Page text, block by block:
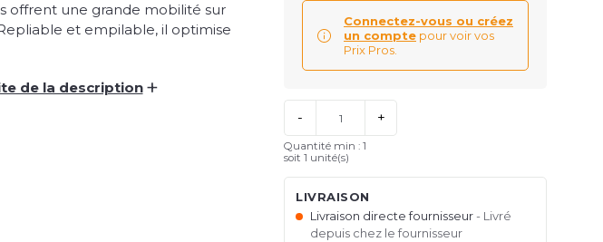
offrent une grande mobilité sur
et empilable, il optimise
de la description +
Connectez-vous ou créez
un compte pour voir vos
Prix Pros.
- +
Quantité min : 1
soit 1 unité(s)
LIVRAISON
Livraison directe fournisseur
Livré
depuis chez le fournisseur